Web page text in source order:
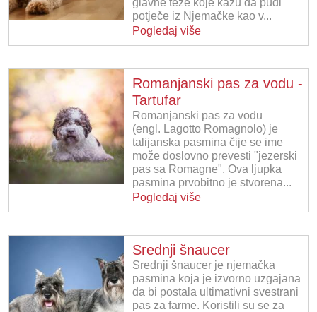
glavne teze koje kažu da pudl
potječe iz Njemačke kao v...
Pogledaj više
Romanjanski pas za vodu -
Tartufar
Romanjanski pas za vodu
(engl. Lagotto Romagnolo) je
talijanska pasmina čije se ime
može doslovno prevesti "jezerski
pas sa Romagne". Ova ljupka
pasmina prvobitno je stvorena...
Pogledaj više
Srednji šnaucer
Srednji šnaucer je njemačka
pasmina koja je izvorno uzgajana
da bi postala ultimativni svestrani
pas za farme. Koristili su se za